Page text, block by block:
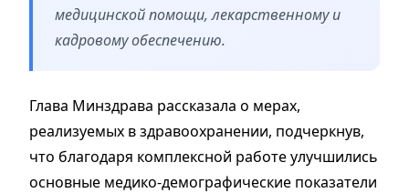
медицинской помощи, лекарственному и
кадровому обеспечению.
Глава Минздрава рассказала о мерах,
реализуемых в здравоохранении, подчеркнув,
что благодаря комплексной работе улучшились
основные медико-демографические показатели